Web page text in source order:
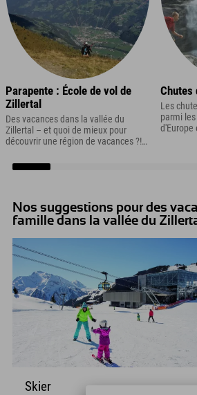
Parapente : École de vol de
Zillertal
Des vacances dans la vallée du
Zillertal – et quoi de mieux pour
découvrir une région de vacances ?!
Chutes
Les
parmi
d'Europe
Nos suggestions pour des
famille dans la vallée du
Skier